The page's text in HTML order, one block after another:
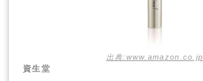
出典:www.amazon.co.jp
資生堂